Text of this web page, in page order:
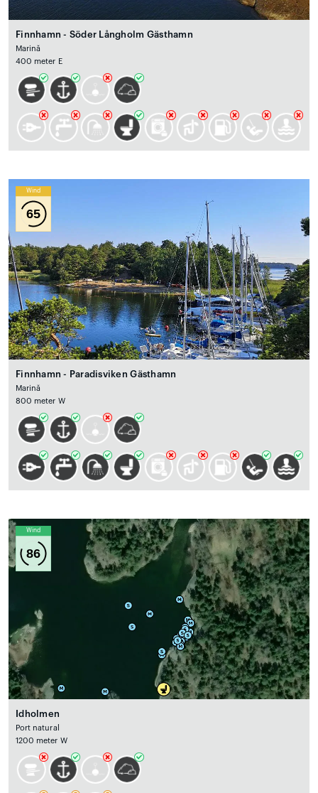
Finnhamn - Söder Långholm Gästhamn
Marină
400 meter E
Wind
65
Finnhamn - Paradisviken Gästhamn
Marină
800 meter W
Wind
86
Idholmen
Port natural
1200 meter W